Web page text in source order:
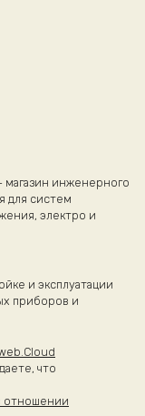
инженерного
для систем
электро и
и эксплуатации
приборов и
что
отношении